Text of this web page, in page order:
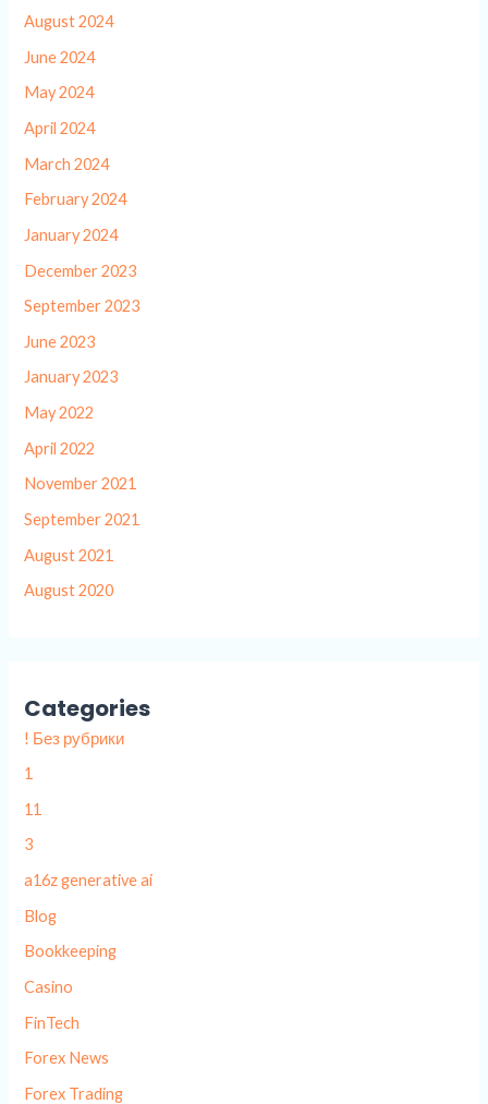
August 2024
June 2024
May 2024
April 2024
March 2024
February 2024
January 2024
December 2023
September 2023
June 2023
January 2023
May 2022
April 2022
November 2021
September 2021
August 2021
August 2020
Categories
! Без рубрики
1
11
3
a16z generative ai
Blog
Bookkeeping
Casino
FinTech
Forex News
Forex Trading